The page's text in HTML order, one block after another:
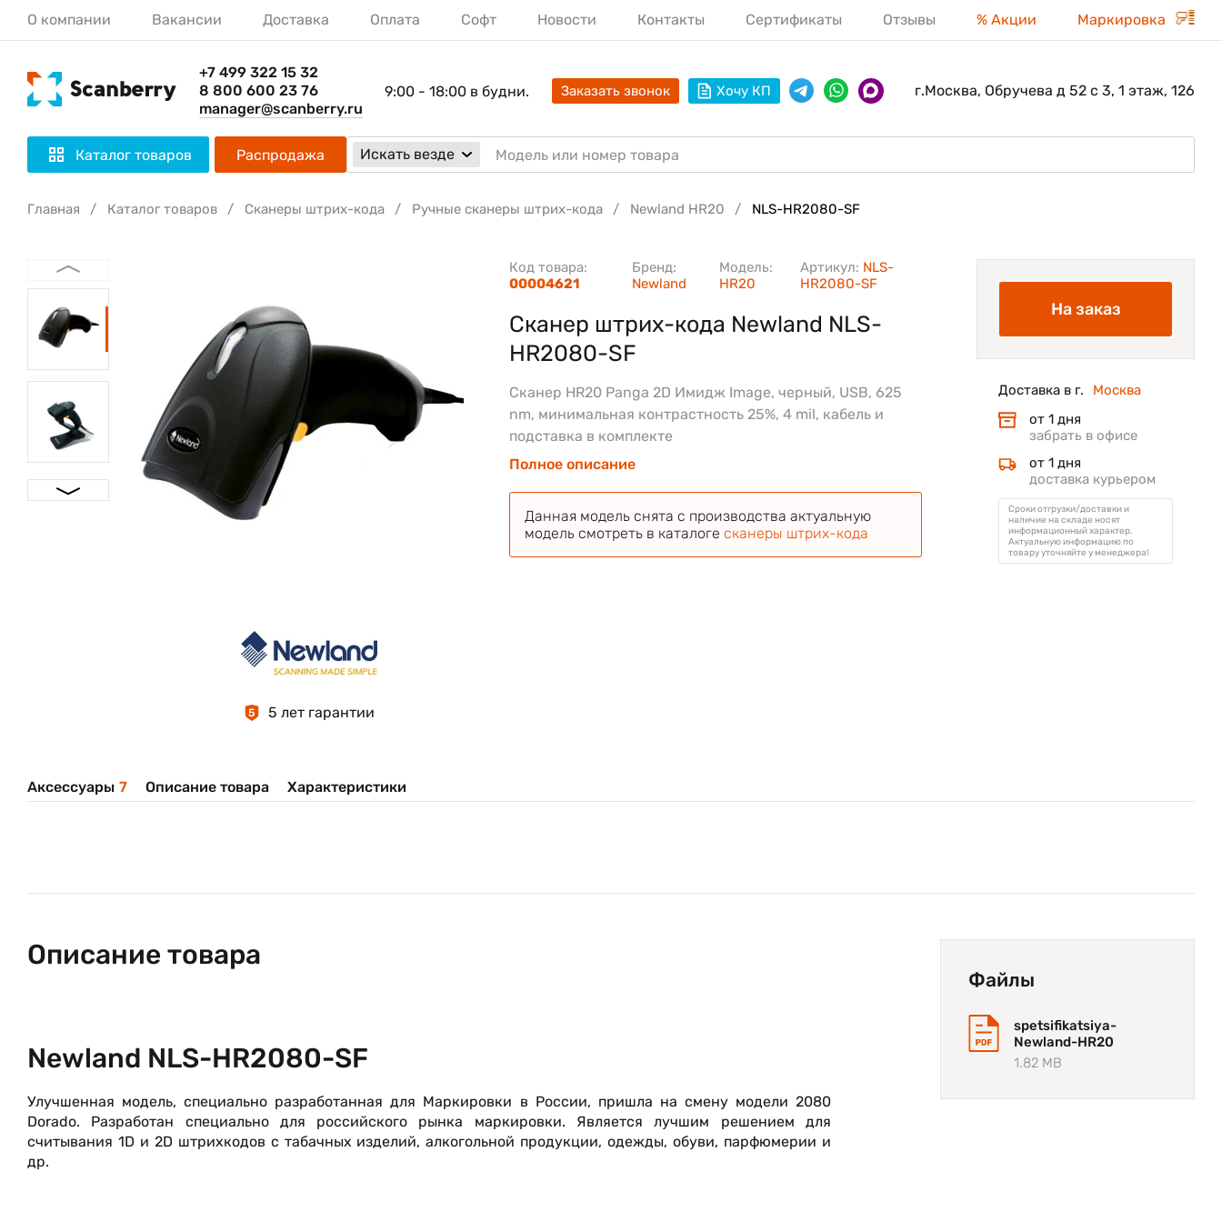
О компании Вакансии Доставка Оплата Софт Новости Контакты Сертификаты Отзывы % Акции Маркировка
+7 499 322 15 32
8 800 600 23 76
manager@scanberry.ru
9:00 - 18:00 в будни. Заказать звонок Хочу КП г.Москва, Обручева д 52 с 3, 1 этаж, 126
Каталог товаров Распродажа Искать везде
Главная Каталог товаров Сканеры штрих-кода Ручные сканеры штрих-кода Newland HR20 NLS-HR2080-SF
5 5 лет гарантии
Бренд:
Newland
Модель:
HR20
Код товара:
00004621
Артикул: NLS-
HR2080-SF
Сканер штрих-кода Newland NLS-
HR2080-SF
Сканер HR20 Panga 2D Имидж Image, черный, USB, 625
nm, минимальная контрастность 25%, 4 mil, кабель и
подставка в комплекте
Полное описание
Данная модель снята с производства актуальную
модель смотреть в каталоге сканеры штрих-кода
На заказ
Доставка в г.
Москва
от 1 дня
забрать в офисе
от 1 дня
доставка курьером
Сроки отгрузки/доставки и
наличие на складе носят
информационный характер.
Актуальную информацию по
товару уточняйте у менеджера!
Аксессуары 7 Описание товара Характеристики
Описание товара
Newland NLS-HR2080-SF
Улучшенная модель, специально разработанная для Маркировки в России, пришла на смену модели 2080
Dorado. Разработан специально для российского рынка маркировки. Является лучшим решением для
считывания 1D и 2D штрихкодов с табачных изделий, алкогольной продукции, одежды, обуви, парфюмерии и
др.
Файлы
spetsifikatsiya-
Newland-HR20
1.82 MB